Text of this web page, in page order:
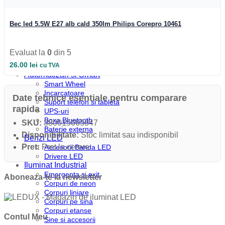
Profile LED aparente
Profile pardoseala
Profile rotunde
Profile scari
Profile sticla
Automatizari si Smart
Smart Wheel
Incarcatoare
Suport telefon si tableta
UPS-uri
Boxa Bluetooth
Baterie externa
Benzi LED
Accesorii Banda LED
Drivere LED
Iluminat Industrial
Emergenta si exit
Corpuri de neon
Corpuri liniare
Corpuri pe sina
Corpuri etanse
Sine si accesorii
Bec led 5.5W E27 alb cald 350lm Philips Corepro 10461
Evaluat la 0 din 5
26.00 lei cu TVA
Date tehnice esentiale pentru comparare
rapida
SKU: 380015665847
Disponibilitate:Stoc limitat sau indisponibil
Pret: Pret la cerere
Aboneaza-te la newsletter
Contul Meu